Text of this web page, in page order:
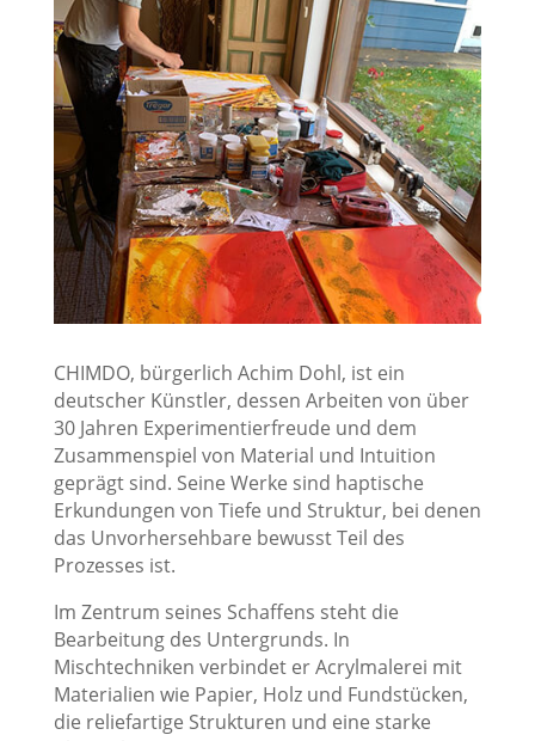
CHIMDO, bürgerlich Achim Dohl, ist ein
deutscher Künstler, dessen Arbeiten von über
30 Jahren Experimentierfreude und dem
Zusammenspiel von Material und Intuition
geprägt sind. Seine Werke sind haptische
Erkundungen von Tiefe und Struktur, bei denen
das Unvorhersehbare bewusst Teil des
Prozesses ist.
Im Zentrum seines Schaffens steht die
Bearbeitung des Untergrunds. In
Mischtechniken verbindet er Acrylmalerei mit
Materialien wie Papier, Holz und Fundstücken,
die reliefartige Strukturen und eine starke